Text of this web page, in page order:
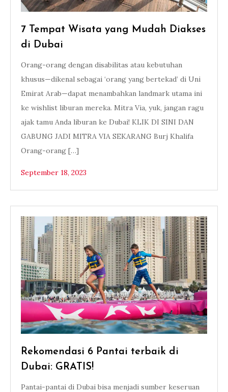
7 Tempat Wisata yang Mudah Diakses
di Dubai
Orang-orang dengan disabilitas atau kebutuhan
khusus—dikenal sebagai ‘orang yang bertekad’ di Uni
Emirat Arab—dapat menambahkan landmark utama ini
ke wishlist liburan mereka. Mitra Via, yuk, jangan ragu
ajak tamu Anda liburan ke Dubai! KLIK DI SINI DAN
GABUNG JADI MITRA VIA SEKARANG Burj Khalifa
Orang-orang […]
September 18, 2023
Rekomendasi 6 Pantai terbaik di
Dubai: GRATIS!
Pantai-pantai di Dubai bisa menjadi sumber keseruan